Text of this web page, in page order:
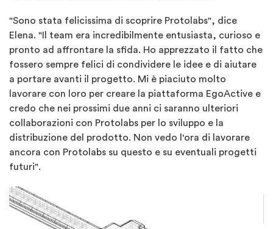
"Sono stata felicissima di scoprire Protolabs", dice
Elena. "Il team era incredibilmente entusiasta, curioso e
pronto ad affrontare la sfida. Ho apprezzato il fatto che
fossero sempre felici di condividere le idee e di aiutare
a portare avanti il progetto. Mi è piaciuto molto
lavorare con loro per creare la piattaforma EgoActive e
credo che nei prossimi due anni ci saranno ulteriori
collaborazioni con Protolabs per lo sviluppo e la
distribuzione del prodotto. Non vedo l'ora di lavorare
ancora con Protolabs su questo e su eventuali progetti
futuri".